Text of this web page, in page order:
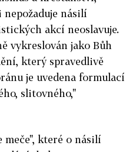
nepožaduje násilí
akcí neoslavuje.
vykreslován jako Bůh
který spravedlivě
je uvedena formulací
slitovného,"
meče", které o násilí